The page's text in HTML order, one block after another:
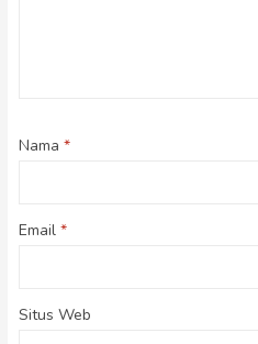
Nama *
Email *
Situs Web